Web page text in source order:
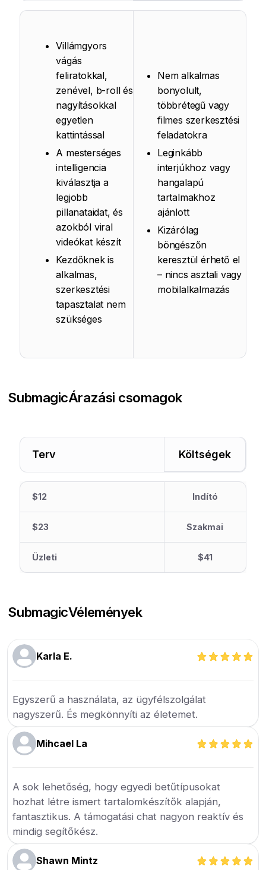
Villámgyors
vágás
feliratokkal,
zenével, b-roll és
nagyításokkal
egyetlen
kattintással
A mesterséges
intelligencia
kiválasztja a
legjobb
pillanataidat, és
azokból viral
videókat készít
Kezdőknek is
alkalmas,
szerkesztési
tapasztalat nem
szükséges
Nem alkalmas
bonyolult,
többrétegű vagy
filmes szerkesztési
feladatokra
Leginkább
interjúkhoz vagy
hangalapú
tartalmakhoz
ajánlott
Kizárólag
böngészőn
keresztül érhető el
– nincs asztali vagy
mobilalkalmazás
SubmagicÁrazási csomagok
Terv Költségek
$12 Indító
$23 Szakmai
Üzleti $41
SubmagicVélemények
Karla E.
Egyszerű a használata, az ügyfélszolgálat
nagyszerű. És megkönnyíti az életemet.
Mihcael La
A sok lehetőség, hogy egyedi betűtípusokat
hozhat létre ismert tartalomkészítők alapján,
fantasztikus. A támogatási chat nagyon reaktív és
mindig segítőkész.
Shawn Mintz